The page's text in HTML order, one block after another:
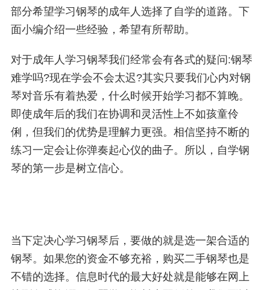
部分希望学习钢琴的成年人选择了自学的道路。下
面小编介绍一些经验，希望有所帮助。
对于成年人学习钢琴我们经常会有各式的疑问:钢琴
难学吗?现在学会不会太迟?其实只要我们心内对钢
琴对音乐有着热爱，什么时候开始学习都不算晚。
即使成年后的我们在协调和灵活性上不如孩童伶
俐，但我们的优势是理解力更强。相信坚持不断的
练习一定会让你弹奏起心仪的曲子。所以，自学钢
琴的第一步是树立信心。
当下定决心学习钢琴后，要做的就是选一架合适的
钢琴。如果您的资金不够充裕，购买二手钢琴也是
不错的选择。信息时代的最大好处就是能够在网上